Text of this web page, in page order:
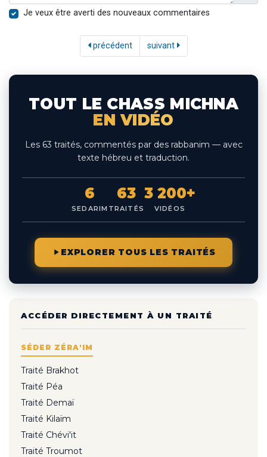
Je veux être averti des nouveaux commentaires
précédent suivant
TOUT LE CHASS MICHNA
EN VIDÉO
Les 63 traités, commentés par des rabbanim — avec
texte hébreu et traduction.
6
SEDARIM
63
TRAITÉS
3 200+
VIDÉOS
EXPLORER TOUS LES TRAITÉS
ACCÉDER DIRECTEMENT À UN TRAITÉ
SÉDER ZÉRA'IM
Traité Brakhot
Traité Péa
Traité Demaï
Traité Kilaïm
Traité Chévi'it
Traité Troumot